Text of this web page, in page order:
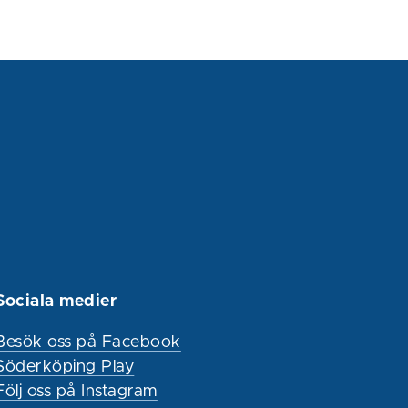
medier
oss på Facebook
Play
oss på Instagram